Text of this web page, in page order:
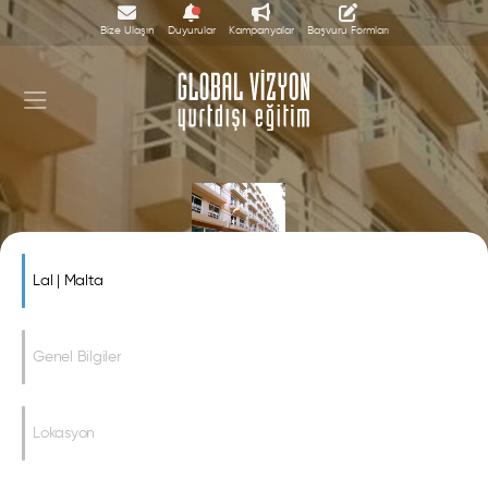
Bize Ulaşın Duyurular Kampanyalar Başvuru Formları
Lal | Malta
Genel Bilgiler
Lokasyon